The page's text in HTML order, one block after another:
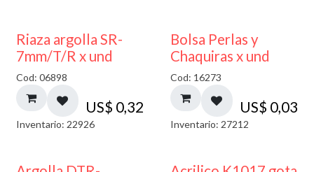
Riaza argolla SR-
7mm/T/R x und
Cod: 06898
US$ 0,32
Inventario: 22926
Bolsa Perlas y
Chaquiras x und
Cod: 16273
US$ 0,03
Inventario: 27212